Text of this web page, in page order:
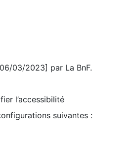
03/2023] par La BnF.
l’accessibilité
suivantes :